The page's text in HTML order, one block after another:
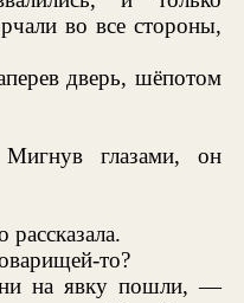
во все стороны,
дверь, шёпотом
глазами, он
то?
на явку пошли, —